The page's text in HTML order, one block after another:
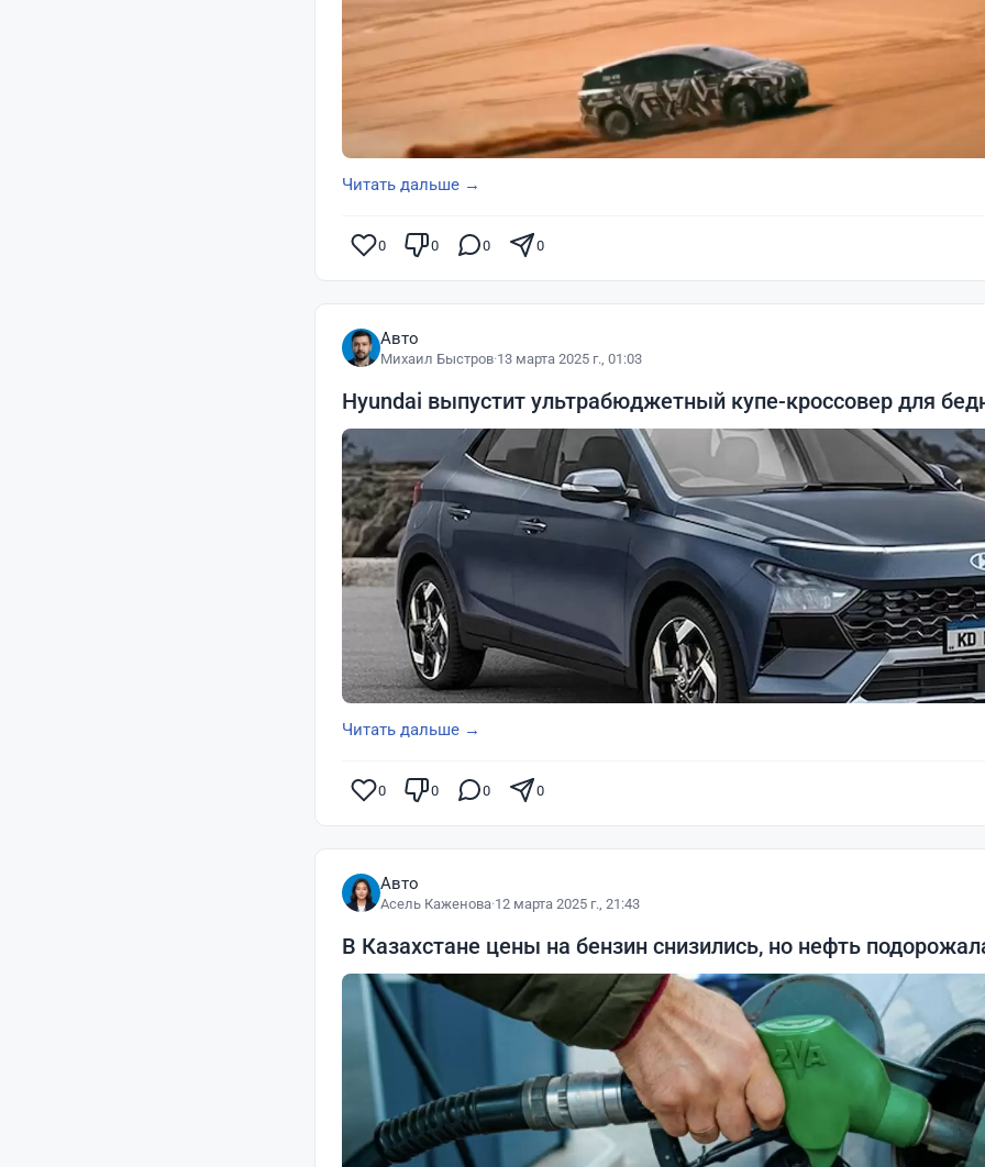
Читать дальше →
0 0 0 0
Авто
Михаил Быстров·13 марта 2025 г., 01:03
Hyundai выпустит ультрабюджетный купе-кроссовер для
Читать дальше →
0 0 0 0
Авто
Асель Каженова·12 марта 2025 г., 21:43
В Казахстане цены на бензин снизились, но нефть